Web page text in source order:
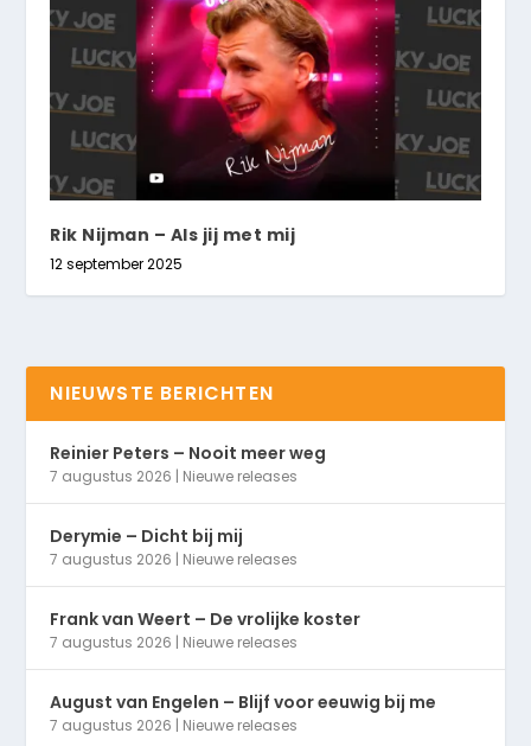
Rik Nijman – Als jij met mij
12 september 2025
NIEUWSTE BERICHTEN
Reinier Peters – Nooit meer weg
7 augustus 2026 | Nieuwe releases
Derymie – Dicht bij mij
7 augustus 2026 | Nieuwe releases
Frank van Weert – De vrolijke koster
7 augustus 2026 | Nieuwe releases
August van Engelen – Blijf voor eeuwig bij me
7 augustus 2026 | Nieuwe releases